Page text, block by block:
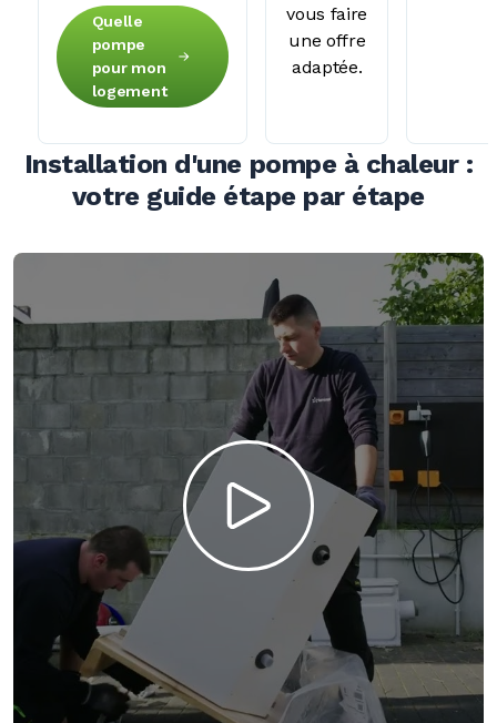
Quelle
pompe
pour mon
logement
vous faire
une offre
adaptée.
Installation d'une pompe à chaleur :
votre guide étape par étape